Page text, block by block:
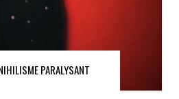
PARALYSANT